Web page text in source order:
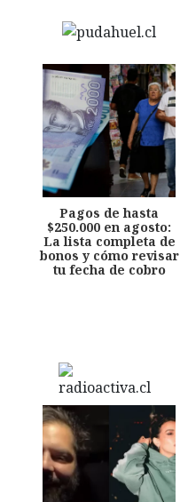
Pagos de hasta
$250.000 en agosto:
La lista completa de
bonos y cómo revisar
tu fecha de cobro